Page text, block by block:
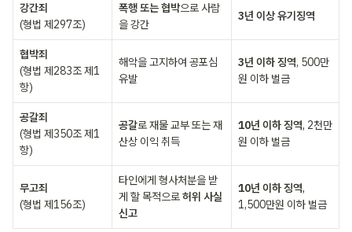
강간죄
(형법 제297조)
폭행 또는 협박으로 사람
을 강간
3년 이상 유기징역
협박죄
(형법 제283조 제1
항)
해악을 고지하여 공포심
유발
3년 이하 징역, 500만
원 이하 벌금
공갈죄
(형법 제350조 제1
항)
공갈로 재물 교부 또는 재
산상 이익 취득
10년 이하 징역, 2천만
원 이하 벌금
무고죄
(형법 제156조)
타인에게 형사처분을 받
게 할 목적으로 허위 사실
신고
10년 이하 징역,
1,500만원 이하 벌금